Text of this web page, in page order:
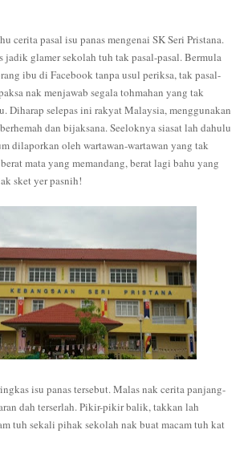
cerita pasal isu panas mengenai SK Seri Pristana.
jadik glamer sekolah tuh tak pasal-pasal. Bermula
ibu di Facebook tanpa usul periksa, tak pasal-
nak menjawab segala tohmahan yang tak
Diharap selepas ini rakyat Malaysia, menggunakan
dan bijaksana. Seeloknya siasat lah dahulu
dilaporkan oleh wartawan-wartawan yang tak
mata yang memandang, berat lagi bahu yang
sket yer pasnih!
isu panas tersebut. Malas nak cerita panjang-
dah terserlah. Pikir-pikir balik, takkan lah
tuh sekali pihak sekolah nak buat macam tuh kat